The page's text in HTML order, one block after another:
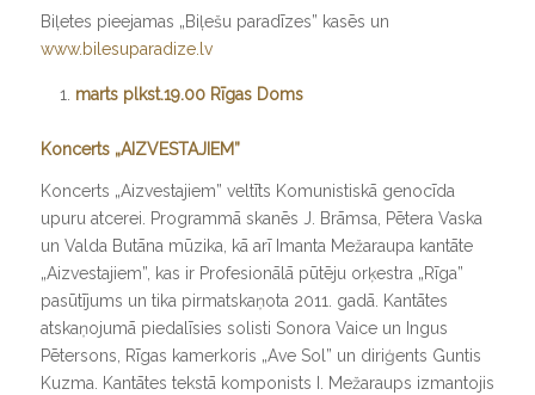
Biļetes pieejamas „Biļešu paradīzes” kasēs un
www.bilesuparadize.lv
marts plkst.19.00 Rīgas Doms
Koncerts „AIZVESTAJIEM”
Koncerts „Aizvestajiem” veltīts Komunistiskā genocīda
upuru atcerei. Programmā skanēs J. Brāmsa, Pētera Vaska
un Valda Butāna mūzika, kā arī Imanta Mežaraupa kantāte
„Aizvestajiem”, kas ir Profesionālā pūtēju orķestra „Rīga”
pasūtījums un tika pirmatskaņota 2011. gadā. Kantātes
atskaņojumā piedalīsies solisti Sonora Vaice un Ingus
Pētersons, Rīgas kamerkoris „Ave Sol” un diriģents Guntis
Kuzma. Kantātes tekstā komponists I. Mežaraups izmantojis